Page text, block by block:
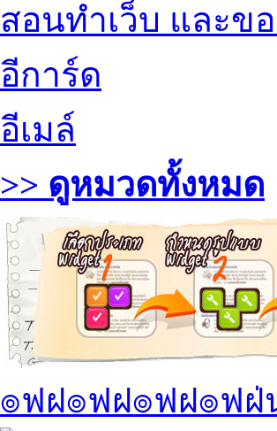
สอนทำเว็บ และข
อีการ์ด
อีเมล์
>> ดูหมวดทั้งหมด
๏ฟฝ๏ฟฝ๏ฟฝ๏ฟ